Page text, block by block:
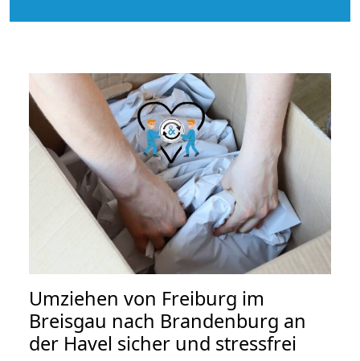
Umziehen von Freiburg im
Breisgau nach Brandenburg an
der Havel sicher und stressfrei